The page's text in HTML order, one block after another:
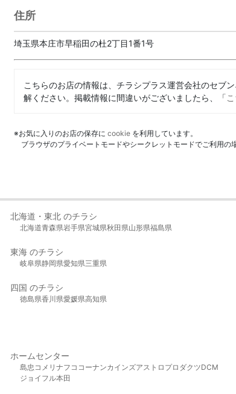
住所
埼玉県本庄市早稲田の杜2丁目1番1号
こちらのお店の情報は、チラシプラス運営会社のセブ
解ください。掲載情報に間違いがございましたら、「
※お気に入りのお店の保存に cookie を利用しています。
ブラウザのプライベートモードやシークレットモードでご利用
北海道・東北 のチラシ
北海道青森県岩手県宮城県秋田県山形県福島県
東海 のチラシ
岐阜県静岡県愛知県三重県
四国 のチラシ
徳島県香川県愛媛県高知県
ホームセンター
島忠 コメリ ナフコ コーナンカインズアストロプロダクツDCM
ジョイフル本田